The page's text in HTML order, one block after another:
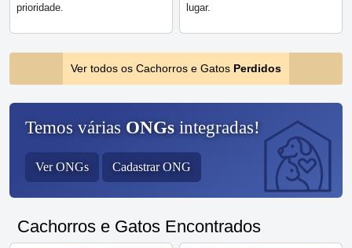
prioridade.
lugar.
Ver todos os Cachorros e Gatos Perdidos
Temos várias ONGs integradas!
Ver ONGs Cadastrar ONG
Cachorros e Gatos Encontrados